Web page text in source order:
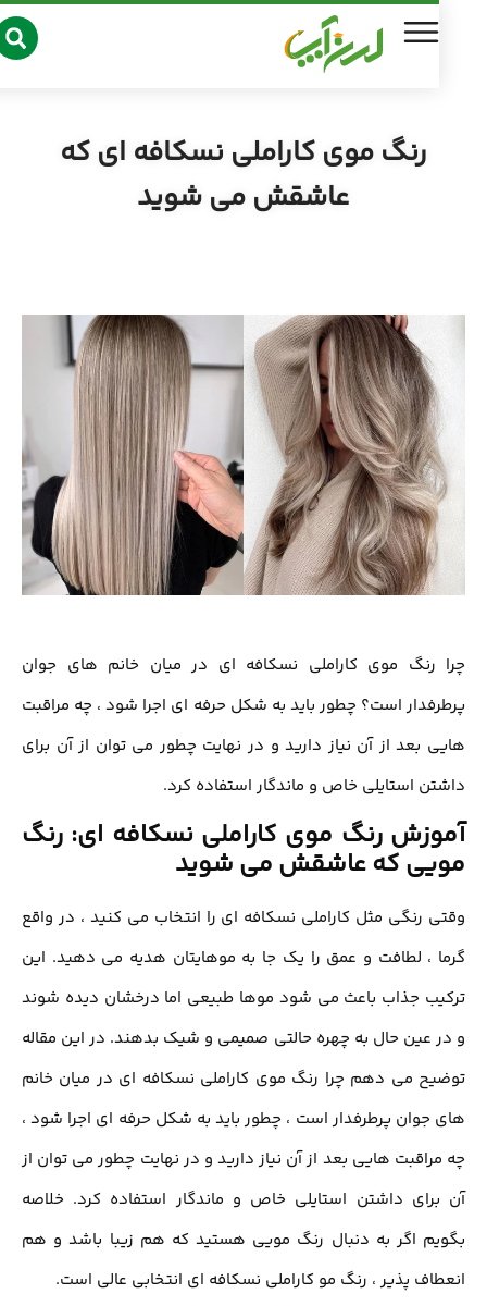
رنگ موی کاراملی نسکافه ای که
عاشقش می شوید
رنگ موی کاراملی نسکافه ای در میان خانم های جوان
است؟ چطور باید به شکل حرفه ای اجرا شود ، چه مراقبت
بعد از آن نیاز دارید و در نهایت چطور می توان از آن برای
استایلی خاص و ماندگار استفاده کرد.
رنگ موی کاراملی نسکافه ای: رنگ
که عاشقش می شوید
رنگی مثل کاراملی نسکافه ای را انتخاب می کنید ، در واقع
، لطافت و عمق را یک جا به موهایتان هدیه می دهید. این
جذاب باعث می شود موها طبیعی اما درخشان دیده شوند
عین حال به چهره حالتی صمیمی و شیک بدهند. در این مقاله
می دهم چرا رنگ موی کاراملی نسکافه ای در میان خانم
پرطرفدار است ، چطور باید به شکل حرفه ای اجرا شود ،
هایی بعد از آن نیاز دارید و در نهایت چطور می توان از
داشتن استایلی خاص و ماندگار استفاده کرد. خلاصه
اگر به دنبال رنگ مویی هستید که هم زیبا باشد و هم
پذیر ، رنگ مو کاراملی نسکافه ای انتخابی عالی است.